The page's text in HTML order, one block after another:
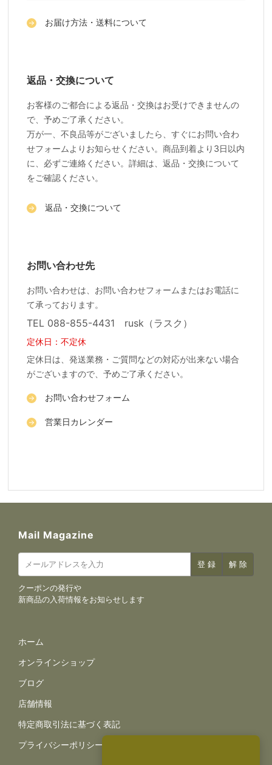
お届け方法・送料について
返品・交換について
お客様のご都合による返品・交換はお受けできませんの
で、予めご了承ください。
万が一、不良品等がございましたら、すぐにお問い合わ
せフォームよりお知らせください。商品到着より3日以内
に、必ずご連絡ください。詳細は、返品・交換について
をご確認ください。
返品・交換について
お問い合わせ先
お問い合わせは、お問い合わせフォームまたはお電話に
て承っております。
TEL 088-855-4431 rusk（ラスク）
定休日：不定休
定休日は、発送業務・ご質問などの対応が出来ない場合
がございますので、予めご了承ください。
お問い合わせフォーム
営業日カレンダー
Mail Magazine
クーポンの発行や
新商品の入荷情報をお知らせします
サイトナビゲーション
ホーム
オンラインショップ
ブログ
店舗情報
規約とポリシー
特定商取引法に基づく表記
プライバシーポリシー